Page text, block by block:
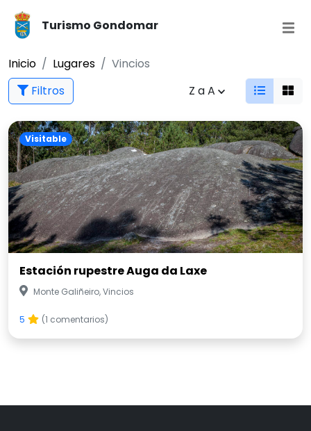
Turismo Gondomar
Inicio Lugares
Vincios
Filtros
Z a A
Visitable
Estación rupestre Auga da Laxe
Monte Galiñeiro, Vincios
5 (1 comentarios)